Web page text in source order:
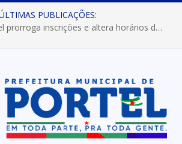
PUBLICAÇÕES:
Prefeitura de Portel prorroga inscrições e altera horários dos concursos “Musa” e “Miss Mix Verão 2026”